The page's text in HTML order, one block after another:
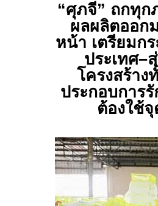
“ศุภจี” ถกทุก
ผลผลิตออก
หน้า เตรียมก
ประเทศ–
โครงสร้าง
ประกอบการ
ต้องใช้